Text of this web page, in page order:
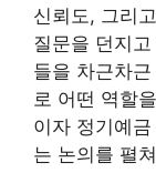
신뢰도, 그리
질문을 던지
들을 차근차
로 어떤 역할
이자 정기예
는 논의를 펼